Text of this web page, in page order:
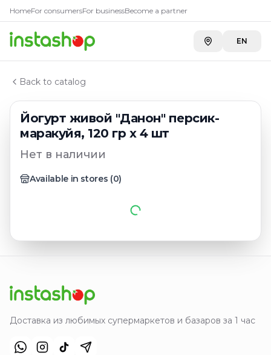
HomeFor consumersFor businessBecome a partner
EN
Back to catalog
Йогурт живой "Данон" персик-
маракуйя, 120 гр х 4 шт
Нет в наличии
Available in stores (0)
Главная
Каталог
Йогурты традиционные
Йогурт живой "Данон" персик-маракуйя, 120 гр х 4
Доставка из любимых супермаркетов и базаров за 1 час